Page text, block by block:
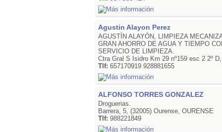
Agustin Alayon Perez
AGUSTÍN ALAYÓN, LIMPIEZA
GRAN AHORRO DE AGUA Y TIEMPO
SERVICIO DE LIMPIEZA.
Ctra Gral S Isidro Km 29 nº159 esc 2 2º
Tlf:657170919 928881655
ALFONSO TORRES GONZALEZ
Droguerias.
Barrera, 5, (32005) Ourense, OURENSE
Tlf:988221849